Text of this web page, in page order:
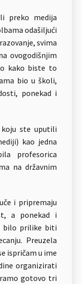
preko medija
odašiljući
svima
ovogodišnjim
kako biste to
bio u školi,
ponekad i
koju ste uputili
kao jedna
profesorica
na državnim
i pripremaju
a ponekad i
bilo prilike biti
Preuzela
ispričam u ime
organizirati
gotovo tri